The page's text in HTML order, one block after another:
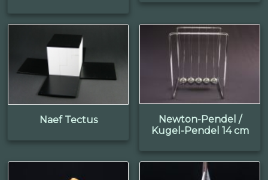
Naef Tectus
Newton-Pendel /
Kugel-Pendel 14 cm